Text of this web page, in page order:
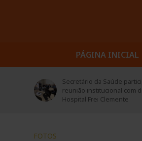
PÁGINA INICIAL
Secretário da Saúde
reunião institucional com
Hospital Frei Clemente
FOTOS